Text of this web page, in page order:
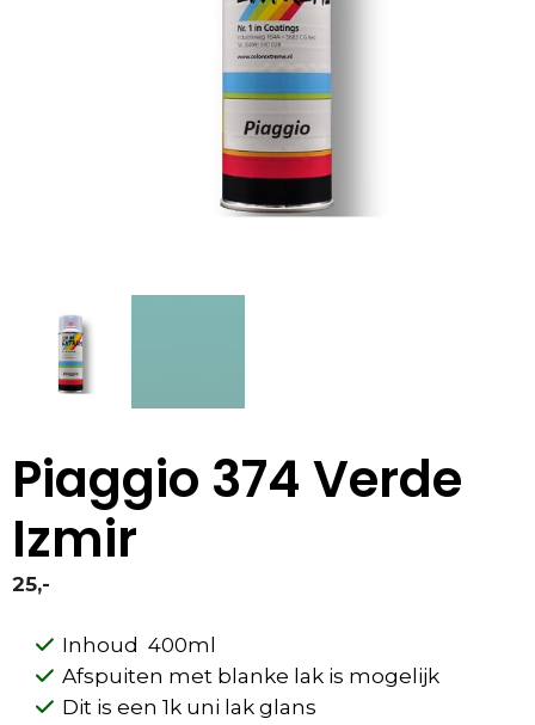
Piaggio 374 Verde
Izmir
25,-
Inhoud 400ml
Afspuiten met blanke lak is mogelijk
Dit is een 1k uni lak glans